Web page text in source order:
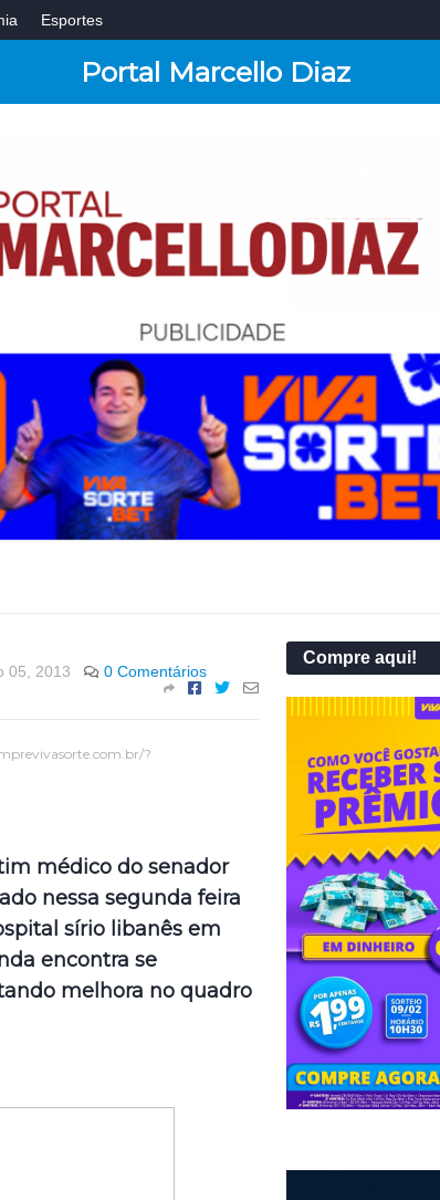
Esportes
Portal Marcello Diaz
05, 2013 0 Comentários
?
médico do senador
nessa segunda feira
sírio libanês em
encontra se
melhora no quadro
Compre aqui!